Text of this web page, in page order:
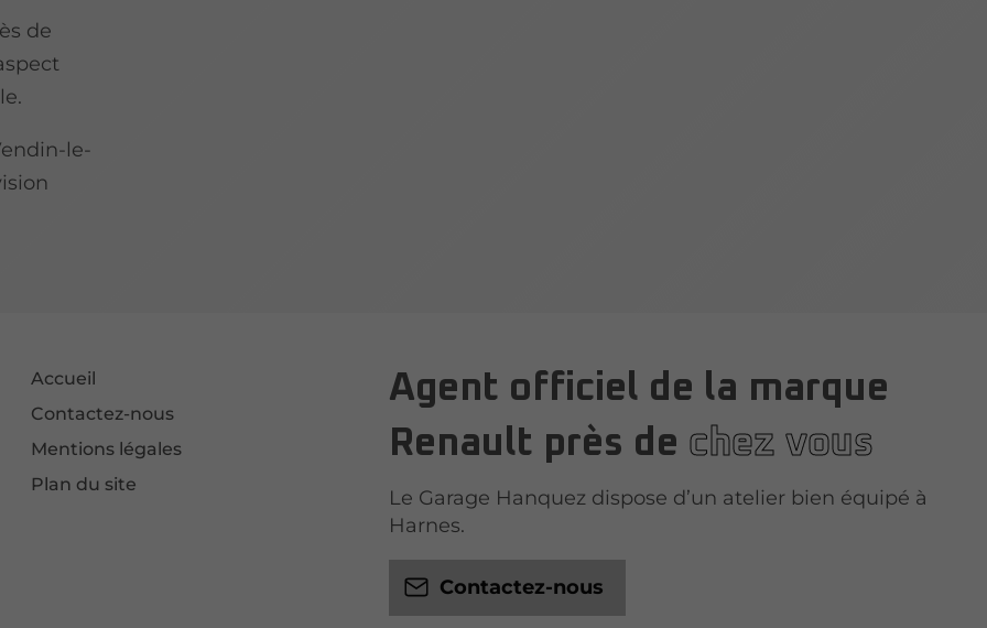
de
le-
Accueil
Contactez-nous
Mentions légales
Plan du site
Agent officiel de la marque
Renault près de chez vous
Le Garage Hanquez dispose d’un atelier bien équipé à
Harnes.
Contactez-nous